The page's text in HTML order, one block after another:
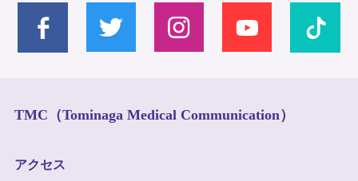
TMC（Tominaga Medical Communication）
アクセス